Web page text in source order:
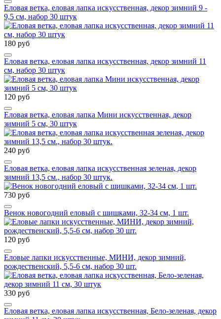
Еловая ветка, еловая лапка искусственная, декор зимний 9 -
9,5 см, набор 30 штук
180 руб
Еловая ветка, еловая лапка искусственная, декор зимний 11
см, набор 30 штук
120 руб
Еловая ветка, еловая лапка Мини искусственная, декор
зимний 5 см, 30 штук
240 руб
Еловая ветка, еловая лапка искусственная зеленая, декор
зимний 13,5 см., набор 30 штук.
730 руб
Венок новогодний еловый с шишками, 32-34 см, 1 шт.
120 руб
Еловые лапки искусственные, МИНИ, декор зимний,
рождественский, 5,5-6 см, набор 30 шт.
330 руб
Еловая ветка, еловая лапка искусственная, Бело-зеленая, декор